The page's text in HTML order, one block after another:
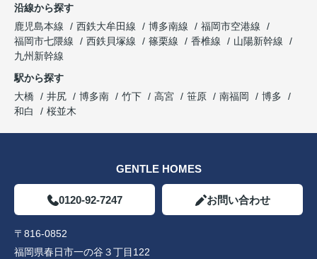
沿線から探す
鹿児島本線
西鉄大牟田線 博多南線
福岡市空港線
福岡市七隈線
西鉄貝塚線 篠栗線 香椎線
山陽新幹線
九州新幹線
駅から探す
大橋
井尻 博多南 竹下 高宮 笹原 南福岡
博多
和白
桜並木
GENTLE HOMES
0120-92-7247 お問い合わせ
〒816-0852
福岡県春日市一の谷３丁目122